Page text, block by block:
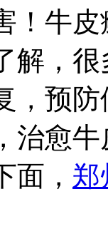
！牛
解，
，预
治愈
面， 郑